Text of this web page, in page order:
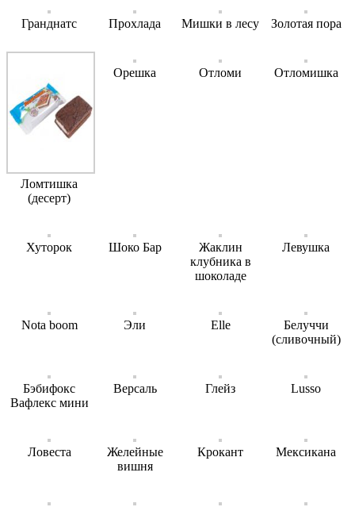
Гранднатс Прохлада Мишки в лесу Золотая пора
Ломтишка
(десерт)
Орешка Отломи Отломишка
Хуторок Шоко Бар
Жаклин
клубника в
шоколаде
Левушка
Nota boom Эли Elle
Белуччи
(сливочный)
Бэбифокс
Вафлекс мини
Версаль Глейз Lusso
Ловеста
Желейные
вишня
Крокант Мексикана